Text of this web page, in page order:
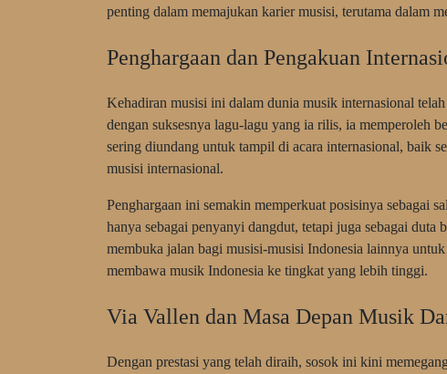
penting dalam memajukan karier musisi, terutama dalam
Penghargaan dan Pengakuan
Kehadiran musisi ini dalam dunia musik internasional
dengan suksesnya lagu-lagu yang ia rilis, ia memperoleh
sering diundang untuk tampil di acara internasional, baik
musisi internasional.
Penghargaan ini semakin memperkuat posisinya sebagai
hanya sebagai penyanyi dangdut, tetapi juga sebagai
membuka jalan bagi musisi-musisi Indonesia lainnya
membawa musik Indonesia ke tingkat yang lebih tinggi.
Via Vallen dan Masa Depan Musik
Dengan prestasi yang telah diraih, sosok ini kini